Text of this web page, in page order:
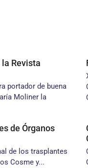
Revista
portador de buena
Moliner la
de Órganos
de los trasplantes
Cosme y...